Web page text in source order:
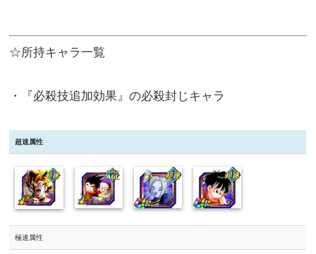
☆所持キャラ一覧
・『必殺技追加効果』の必殺封じキャラ
超速属性
極速属性